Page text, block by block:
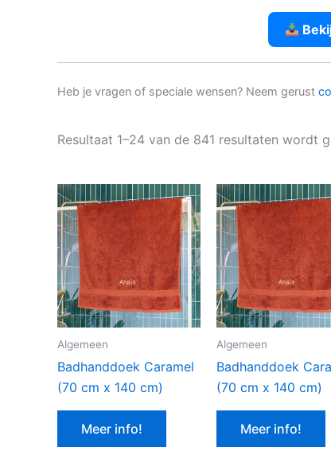
Heb je vragen of speciale wensen? Neem gerust
Resultaat 1–24 van de 841 resultaten wordt
Algemeen
Badhanddoek Caramel
(70 cm x 140 cm)
Meer info!
Algemeen
Badhanddoek
(70 cm x 140 cm)
Meer info!